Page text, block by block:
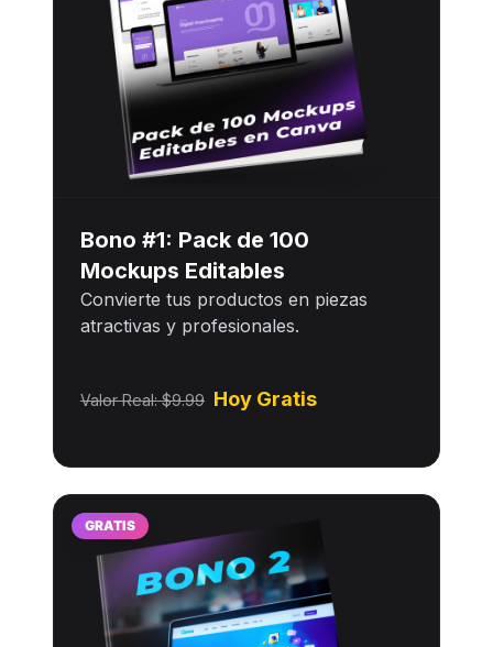
Bono #1: Pack de 100
Mockups Editables
Convierte tus productos en piezas
atractivas y profesionales.
Valor Real: $9.99 Hoy Gratis
GRATIS